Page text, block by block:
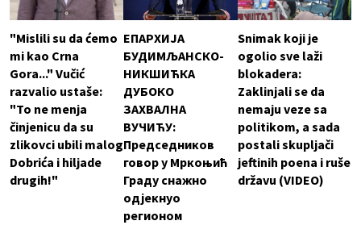
"Mislili su da ćemo
mi kao Crna
Gora..." Vučić
razvalio ustaše:
"To ne menja
činjenicu da su
zlikovci ubili malog
Dobrića i hiljade
drugih!"
ЕПАРХИЈА
БУДИМЉАНСКО-
НИКШИЋКА
ДУБОКО
ЗАХВАЛНА
ВУЧИЋУ:
Председников
говор у Мркоњић
Граду снажно
одјекнуо
регионом
Snimak koji je
ogolio sve laži
blokadera:
Zaklinjali se da
nemaju veze sa
politikom, a sada
postali skupljači
jeftinih poena i ruše
državu (VIDEO)